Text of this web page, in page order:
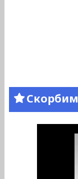
Скорбим